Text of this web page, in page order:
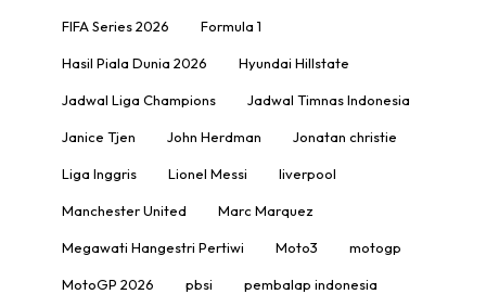
FIFA Series 2026 Formula 1
Hasil Piala Dunia 2026 Hyundai Hillstate
Jadwal Liga Champions Jadwal Timnas Indonesia
Janice Tjen John Herdman Jonatan christie
Liga Inggris Lionel Messi liverpool
Manchester United Marc Marquez
Megawati Hangestri Pertiwi Moto3 motogp
MotoGP 2026 pbsi pembalap indonesia